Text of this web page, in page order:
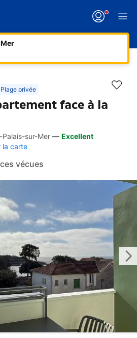
Plage privée
face à la
sur-Mer — Excellent
la carte
vécues